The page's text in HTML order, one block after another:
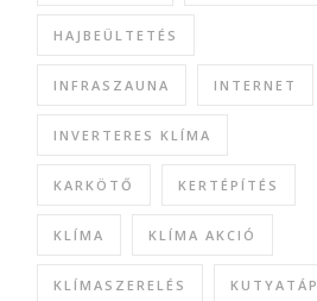
HAJBEÜLTETÉS
INFRASZAUNA INTERNET
INVERTERES KLÍMA
KARKÖTŐ KERTÉPÍTÉS
KLÍMA KLÍMA AKCIÓ
KLÍMASZERELÉS KUTYATÁP